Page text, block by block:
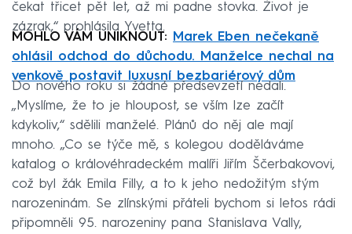
čekat třicet pět let, až mi padne stovka. Život je
zázrak,“ prohlásila Yvetta.
MOHLO VÁM UNIKNOUT:
Marek Eben nečekaně
ohlásil odchod do důchodu. Manželce nechal na
venkově postavit luxusní bezbariérový dům
Do nového roku si žádné předsevzetí nedali.
„Myslíme, že to je hloupost, se vším lze začít
kdykoliv,“ sdělili manželé. Plánů do něj ale mají
mnoho. „Co se týče mě, s kolegou doděláváme
katalog o královéhradeckém malíři Jiřím Ščerbakovovi,
což byl žák Emila Filly, a to k jeho nedožitým stým
narozeninám. Se zlínskými přáteli bychom si letos rádi
připomněli 95. narozeniny pana Stanislava Vally,